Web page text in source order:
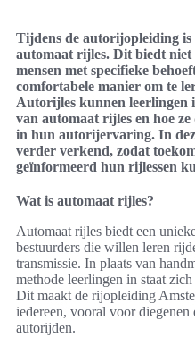
Tijdens de autorijopleiding
automaat rijles. Dit biedt niet
mensen met specifieke
comfortabele manier om te
Autorijles kunnen leerlingen
van automaat rijles en hoe
in hun autorijervaring. In
verder verkend, zodat
geïnformeerd hun rijlessen
Wat is automaat rijles?
Automaat rijles biedt een
bestuurders die willen leren
transmissie. In plaats van
methode leerlingen in staat
Dit maakt de rijopleiding
iedereen, vooral voor
autorijden.